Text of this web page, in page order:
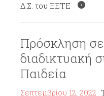
Δ.Σ. του ΕΕΤΕ
Πρόσκληση
διαδικτυακή
Παιδεία
Σεπτεμβρίου 12, 2022